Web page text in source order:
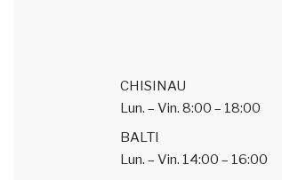
CHISINAU
Lun. – Vin. 8:00 – 18:00
BALTI
Lun. – Vin. 14:00 – 16:00